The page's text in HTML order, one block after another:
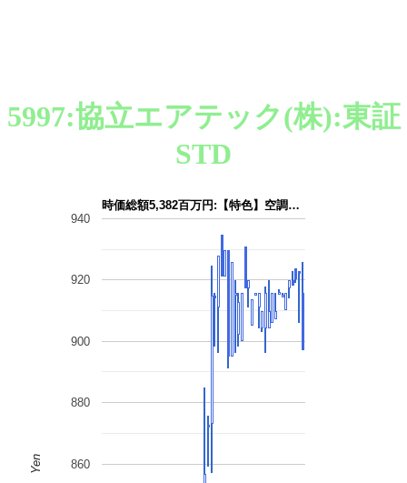
5997:協立エアテック(株):東証
STD
時価総額5,382百万円:【特色】空調…
860
880
900
920
940
Yen